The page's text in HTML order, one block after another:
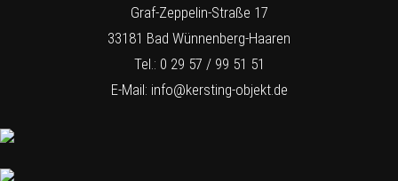
Graf-Zeppelin-Straße 17
33181 Bad Wünnenberg-Haaren
Tel.: 0 29 57 / 99 51 51
E-Mail: info@kersting-objekt.de